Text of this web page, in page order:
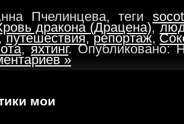
Пчелинцева, теги
дракона (Драцена),
путешествия,репортаж,
,яхтинг. Опубликовано:
»
мои